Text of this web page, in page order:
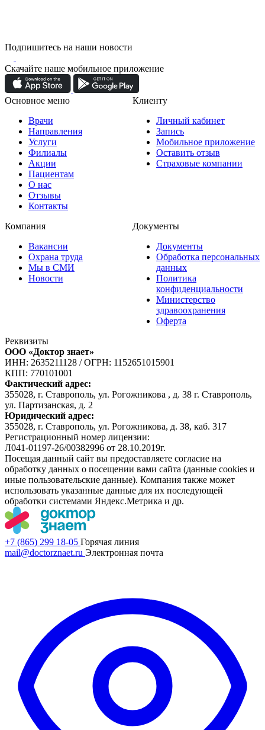
Подпишитесь на наши новости
Скачайте наше мобильное приложение
Основное меню
Врачи
Направления
Услуги
Филиалы
Акции
Пациентам
О нас
Отзывы
Контакты
Клиенту
Личный кабинет
Запись
Мобильное приложение
Оставить отзыв
Страховые компании
Компания
Вакансии
Охрана труда
Мы в СМИ
Новости
Документы
Документы
Обработка персональных
данных
Политика
конфиденциальности
Министерство
здравоохранения
Оферта
Реквизиты
ООО «Доктор знает»
ИНН: 2635211128 /ОГРН: 1152651015901
КПП: 770101001
Фактический адрес:
355028, г. Ставрополь, ул. Рогожникова , д. 38 г. Ставрополь,
ул. Партизанская, д. 2
Юридический адрес:
355028, г. Ставрополь, ул. Рогожникова, д. 38, каб. 317
Регистрационный номер лицензии:
Л041-01197-26/00382996 от 28.10.2019г.
Посещая данный сайт вы предоставляете согласие на
обработку данных о посещении вами сайта (данные cookies и
иные пользовательские данные). Компания также может
использовать указанные данные для их последующей
обработки системами Яндекс.Метрика и др.
+7 (865) 299 18-05 Горячая линия
mail@doctorznaet.ru Электронная почта